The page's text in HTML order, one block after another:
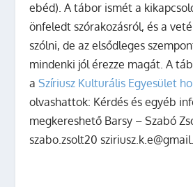
ebéd). A tábor ismét a
önfeledt szórakozásról, és a
szólni, de az elsődleges
mindenki jól érezze magát. A
aSzíriusz Kulturális Egyesület
olvashattok: Kérdés és egyéb
megkereshető Barsy – Szabó
szabo.zsolt20